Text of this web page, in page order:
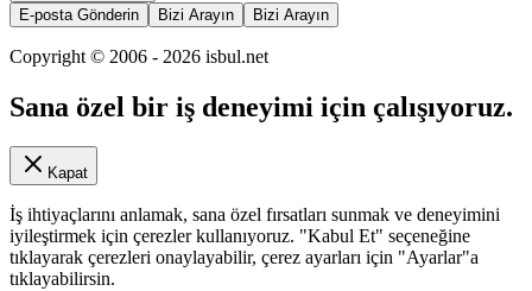
E-posta Gönderin
Bizi Arayın Bizi Arayın
Copyright © 2006 - 2026 isbul.net
Sana özel bir iş deneyimi için çalışıyoruz.
Kapat
İş ihtiyaçlarını anlamak, sana özel fırsatları sunmak ve deneyimini
iyileştirmek için çerezler kullanıyoruz. "Kabul Et" seçeneğine
tıklayarak çerezleri onaylayabilir, çerez ayarları için "Ayarlar"a
tıklayabilirsin.